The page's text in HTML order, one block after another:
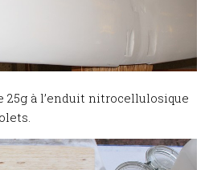
25g à l’enduit nitrocellulosique